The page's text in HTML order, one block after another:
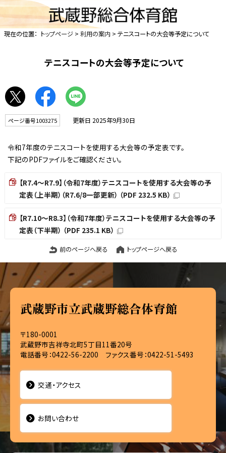
現在の位置： トップページ > 利用の案内 > テニスコートの大会等予定について
テニスコートの大会等予定について
ページ番号1003275 更新日 2025年9月30日
令和7年度のテニスコートを使用する大会等の予定表です。
下記のPDFファイルをご確認ください。
【R7.4～R7.9】（令和7年度）テニスコートを使用する大会等の予
定表（上半期）（R7.6/8一部更新） （PDF 232.5 KB）
【R7.10～R8.3】（令和7年度）テニスコートを使用する大会等の予
定表（下半期） （PDF 235.1 KB）
前のページへ戻る トップページへ戻る
武蔵野市立武蔵野総合体育館
〒180-0001
武蔵野市吉祥寺北町5丁目11番20号
電話番号：0422-56-2200 ファクス番号：0422-51-5493
交通・アクセス
お問い合わせ